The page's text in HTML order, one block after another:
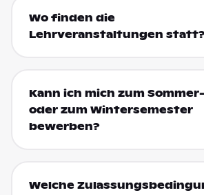
Wo finden die
Lehrveranstaltungen
Kann ich mich zum Sommer-
oder zum Wintersemester
bewerben?
Welche